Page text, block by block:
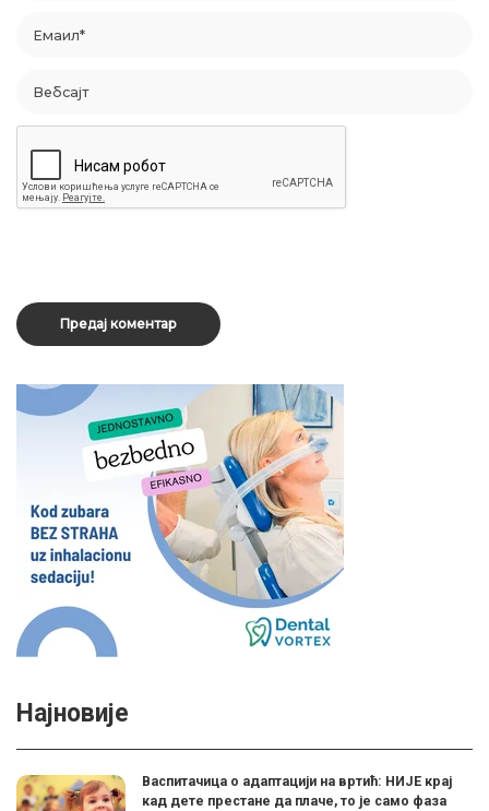
Најновије
Васпитачица о адаптацији на вртић: НИЈЕ крај
кад дете престане да плаче, то је само фаза